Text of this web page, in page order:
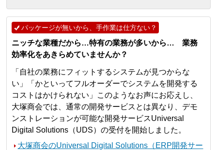
パッケージが無いから、手作業は仕方ない？
ニッチな業種だから…特有の業務が多いから… 業務
効率化をあきらめていませんか？
「自社の業務にフィットするシステムが見つからな
い」「かといってフルオーダーでシステムを開発する
コストはかけられない」このようなお声にお応えし、
大塚商会では、通常の開発サービスとは異なり、デモ
ンストレーションが可能な開発サービスUniversal
Digital Solutions（UDS）の受付を開始しました。
大塚商会のUniversal Digital Solutions（ERP開発サー